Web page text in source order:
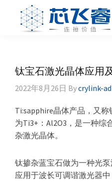
primary
primary
体，
非
性
晶
体，
Q
晶
钛宝石激光晶体应用
2022年8月26日 Bycrylink-
Ti:sapphire晶体产品，又
为Ti3+：Al2O3，是一种综
杂激光晶体。
钛掺杂蓝宝石做为一种光
应用于波长可调谐激光器